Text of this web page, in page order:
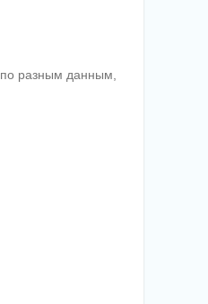
разным данным,